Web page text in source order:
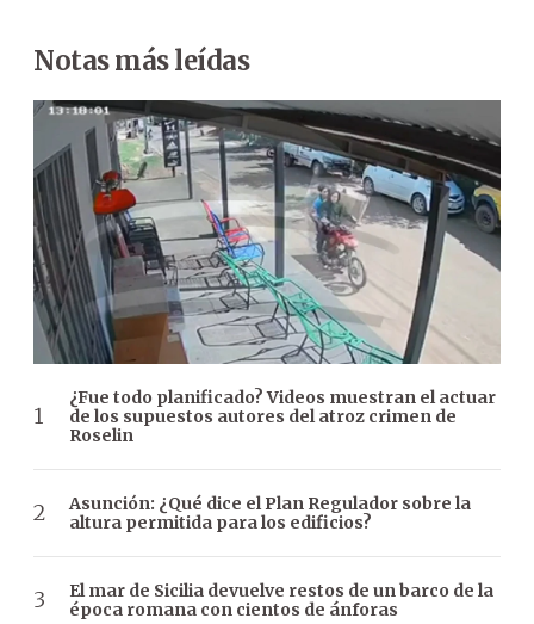
Notas más leídas
¿Fue todo planificado? Videos muestran el actuar
de los supuestos autores del atroz crimen de
Roselin
Asunción: ¿Qué dice el Plan Regulador sobre la
altura permitida para los edificios?
El mar de Sicilia devuelve restos de un barco de la
época romana con cientos de ánforas